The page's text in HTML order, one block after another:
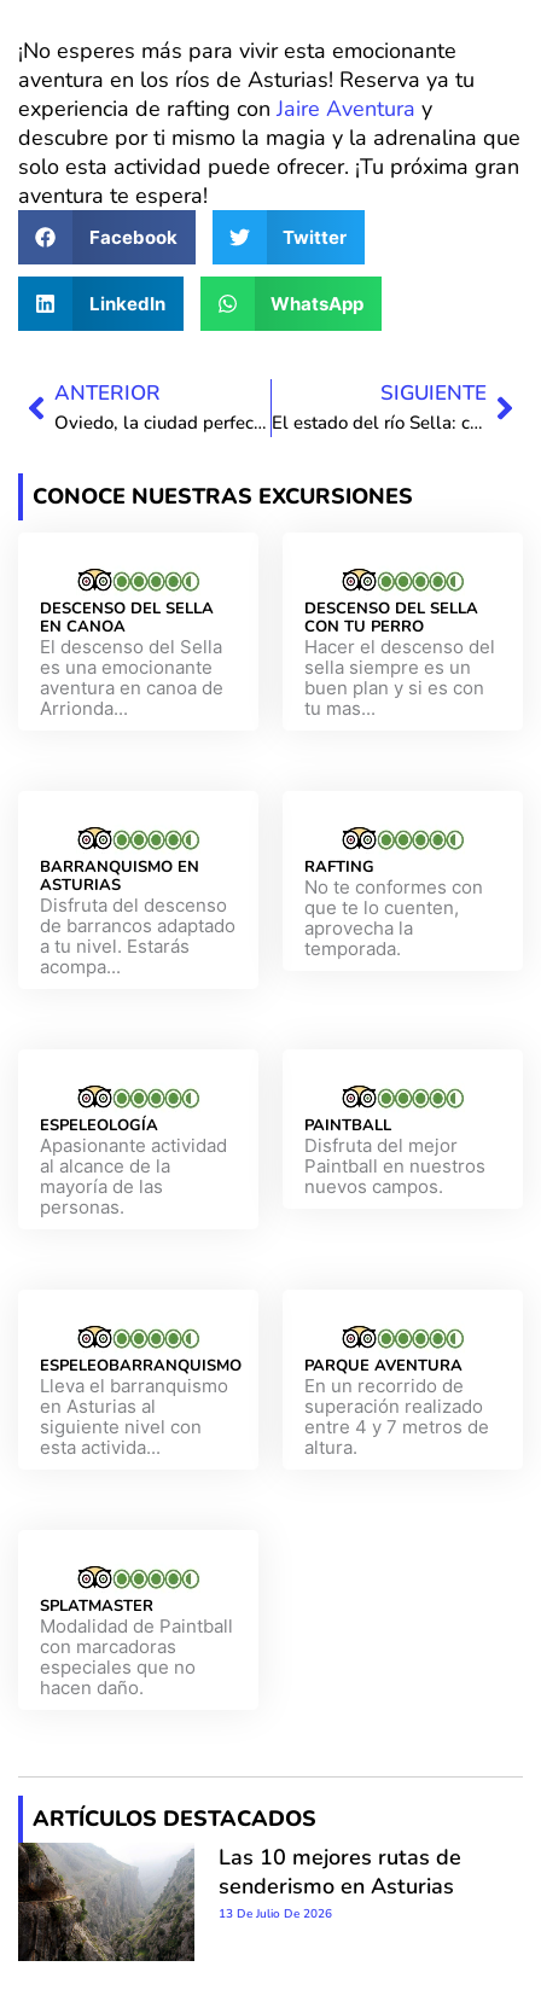
¡No esperes más para vivir esta emocionante
aventura en los ríos de Asturias! Reserva ya tu
experiencia de rafting conJaire Aventura y
descubre por ti mismo la magia y la adrenalina que
solo esta actividad puede ofrecer. ¡Tu próxima gran
aventura te espera!
Facebook Twitter
LinkedIn WhatsApp
AntANTERIOR
Oviedo, la ciudad perfecta para un fin de semana de aventura
SIGUIENTE
El estado del río Sella: claves para planificar tu descenso
CONOCE NUESTRAS EXCURSIONES
DESCENSO DEL SELLA
EN CANOA
El descenso del Sella
es una emocionante
aventura en canoa de
Arrionda...
DESCENSO DEL SELLA
CON TU PERRO
Hacer el descenso del
sella siempre es un
buen plan y si es con
tu mas...
BARRANQUISMO EN
ASTURIAS
Disfruta del descenso
de barrancos adaptado
a tu nivel. Estarás
acompa...
RAFTING
No te conformes con
que te lo cuenten,
aprovecha la
temporada.
ESPELEOLOGÍA
Apasionante actividad
al alcance de la
mayoría de las
personas.
PAINTBALL
Disfruta del mejor
Paintball en nuestros
nuevos campos.
ESPELEOBARRANQUISMO
Lleva el barranquismo
en Asturias al
siguiente nivel con
esta activida...
PARQUE AVENTURA
En un recorrido de
superación realizado
entre 4 y 7 metros de
altura.
SPLATMASTER
Modalidad de Paintball
con marcadoras
especiales que no
hacen daño.
ARTÍCULOS DESTACADOS
Las 10 mejores rutas de
senderismo en Asturias
13 De Julio De 2026